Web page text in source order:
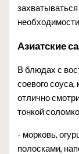
Азиатские
В блюдах с
соевого
отлично
тонкой
- морковь,
полосками,